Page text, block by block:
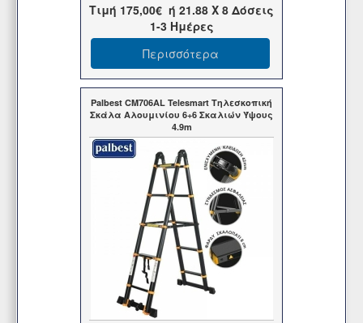
Τιμή 175,00€ ή 21.88 X 8 Δόσεις
1-3 Ημέρες
Περισσότερα
Palbest CM706AL Telesmart Τηλεσκοπική
Σκάλα Αλουμινίου 6+6 Σκαλιών Ύψους
4.9m